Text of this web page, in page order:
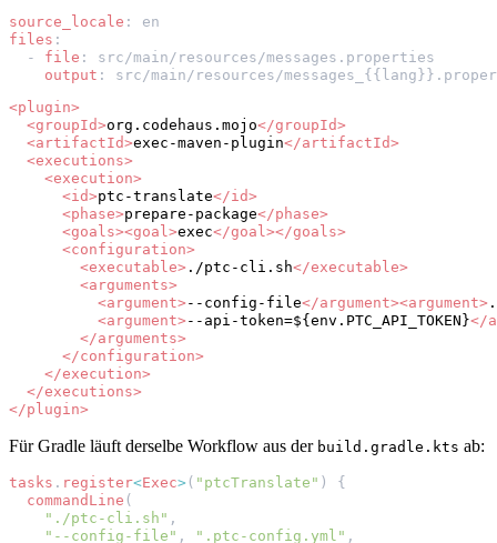
source_locale :
en
files :
-
file :
src/main/resources/messages.properties
output :
src/main/resources/
<plugin>
<groupId>org.codehaus.mojo</groupId>
<artifactId>exec-maven-plugin</artifactId>
<executions>
<execution>
<id>ptc-translate</id>
<phase>prepare-package</phase>
<goals><goal>exec</goal></goals>
<configuration>
<executable> ./ptc-cli.sh</executable>
<arguments>
<argument> --config-file</argument><argument>
<argument> --api-token=${env.PTC_API_TOKEN}</
</arguments>
</configuration>
</execution>
</executions>
</plugin>
Für Gradle läuft derselbe Workflow aus der build.gradle.kts ab:
tasks . register<Exec> ( "ptcTranslate" )
{
commandLine (
"./ptc-cli.sh" ,
"--config-file" , ".ptc-config.yml" ,